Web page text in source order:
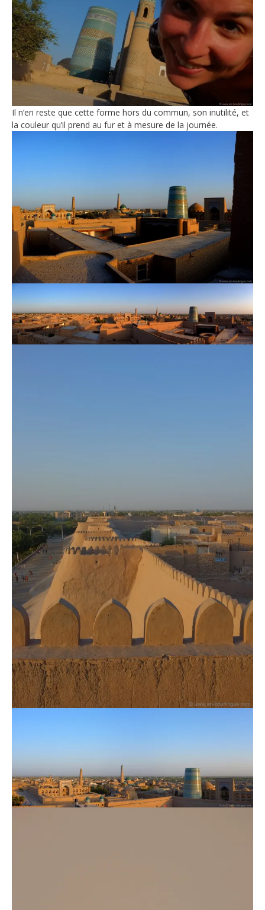
Il n’en reste que cette forme hors du commun, son inutilité, et
la couleur qu’il prend au fur et à mesure de la journée.